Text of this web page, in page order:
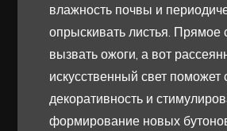
влажность почвы и
опрыскивать листья. Прямое
вызвать ожоги, а вот
искусственный свет поможет
декоративность и
формирование новых